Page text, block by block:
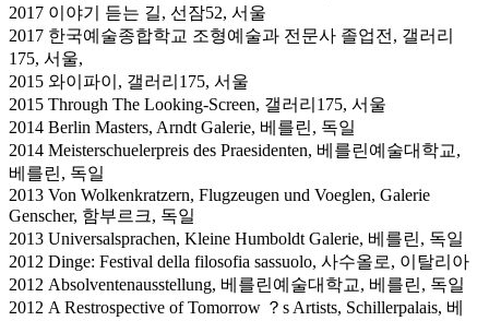
2017 이야기 듣는 길, 선잠52, 서울
2017 한국예술종합학교 조형예술과 전문사 졸업전, 갤러리
175, 서울,
2015 와이파이, 갤러리175, 서울
2015 Through The Looking-Screen, 갤러리175, 서울
2014 Berlin Masters, Arndt Galerie, 베를린, 독일
2014 Meisterschuelerpreis des Praesidenten, 베를린예술대학교,
베를린, 독일
2013 Von Wolkenkratzern, Flugzeugen und Voeglen, Galerie
Genscher, 함부르크, 독일
2013 Universalsprachen, Kleine Humboldt Galerie, 베를린, 독일
2012 Dinge: Festival della filosofia sassuolo, 사수올로, 이탈리아
2012 Absolventenausstellung, 베를린예술대학교, 베를린, 독일
2012 A Restrospective of Tomorrow ？s Artists, Schillerpalais, 베